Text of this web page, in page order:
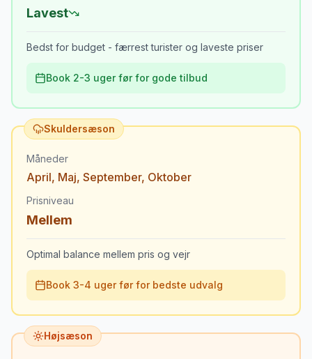
Lavest
Bedst for budget - færrest turister og laveste priser
Book 2-3 uger før for gode tilbud
Skuldersæson
Måneder
April, Maj, September, Oktober
Prisniveau
Mellem
Optimal balance mellem pris og vejr
Book 3-4 uger før for bedste udvalg
Højsæson